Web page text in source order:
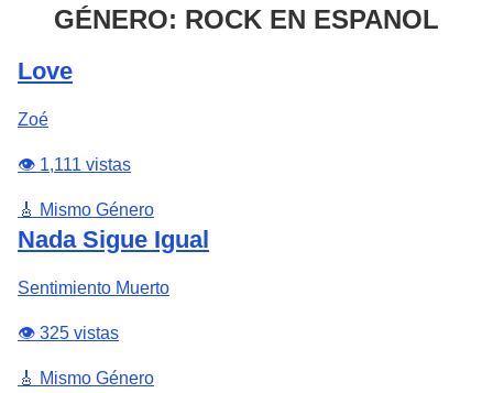
GÉNERO: ROCK EN ESPANOL
Love
Zoé
👁️ 1,111 vistas
🎸 Mismo Género
Nada Sigue Igual
Sentimiento Muerto
👁️ 325 vistas
🎸 Mismo Género